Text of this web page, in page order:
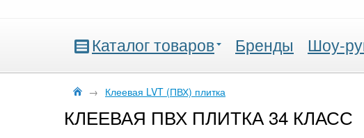
Каталог товаров Бренды Шоу-
→ Клеевая LVT (ПВХ) плитка
КЛЕЕВАЯ ПВХ ПЛИТКА 34 КЛАСС